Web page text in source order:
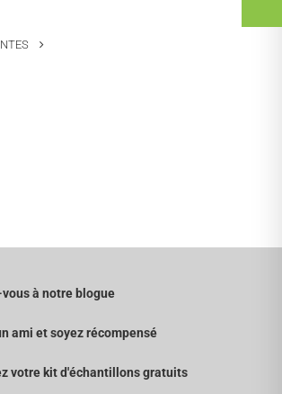
à notre blogue
ami et soyez récompensé
votre kit d'échantillons gratuits